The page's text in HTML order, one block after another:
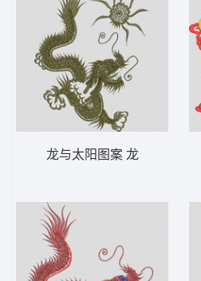
龙与太阳图案 龙